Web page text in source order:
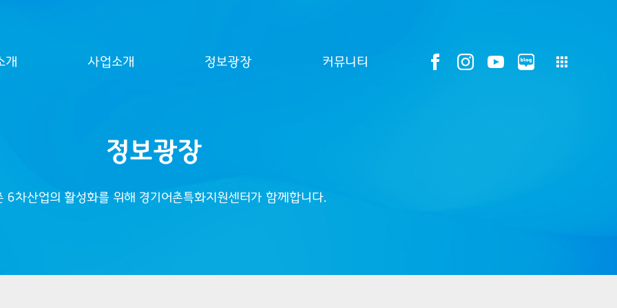
개 사업소개 정보광장 커뮤니티
정보광장
6차산업의 활성화를 위해 경기어촌특화지원센터가 함께합니다.